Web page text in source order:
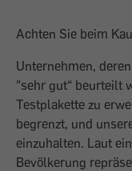
Achten Sie beim
Unternehmen,
"sehr gut“ beurteilt
Testplakette zu
begrenzt, und
einzuhalten. Laut
Bevölkerung